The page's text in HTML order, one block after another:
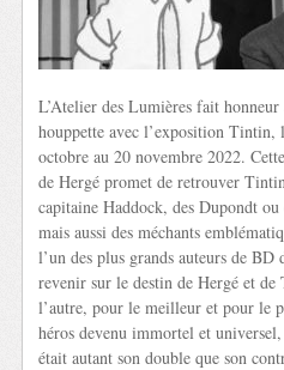
L’Atelier des Lumières fait
houppette avec l’exposition Tintin,
octobre au 20 novembre 2022.
de Hergé promet de retrouver
capitaine Haddock, des Dupondt
mais aussi des méchants
l’un des plus grands auteurs de BD
revenir sur le destin de Hergé et de
l’autre, pour le meilleur et pour le
héros devenu immortel et
était autant son double que son